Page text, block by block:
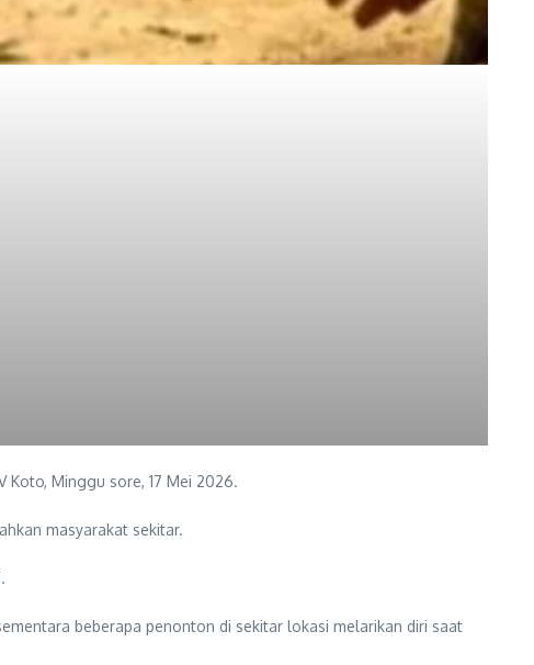
Minggu sore, 17 Mei 2026.
masyarakat sekitar.
beberapa penonton di sekitar lokasi melarikan diri saat